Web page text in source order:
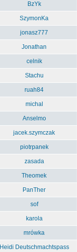
BzYk
SzymonKa
jonasz777
Jonathan
celnik
Stachu
ruah84
michal
Anselmo
jacek.szymczak
piotrpanek
zasada
Theomek
PanTher
sof
karola
mrówka
Heidi Deutschmachtspass